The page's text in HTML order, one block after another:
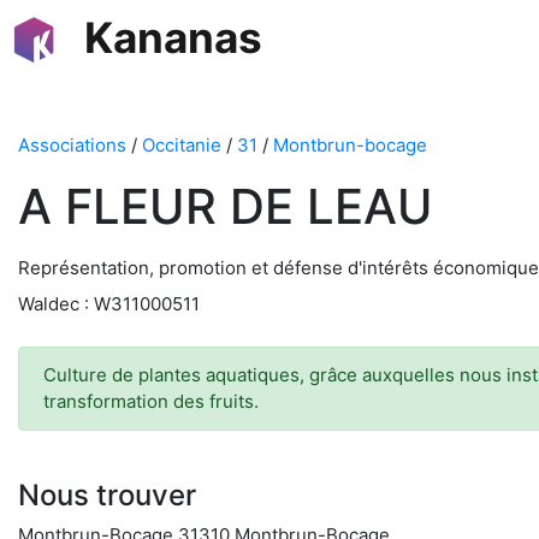
Kananas
Associations / Occitanie / 31 / Montbrun-bocage
A FLEUR DE LEAU
Représentation, promotion et défense d'intérêts
Waldec : W311000511
Culture de plantes aquatiques, grâce auxquelles nous
transformation des fruits.
Nous trouver